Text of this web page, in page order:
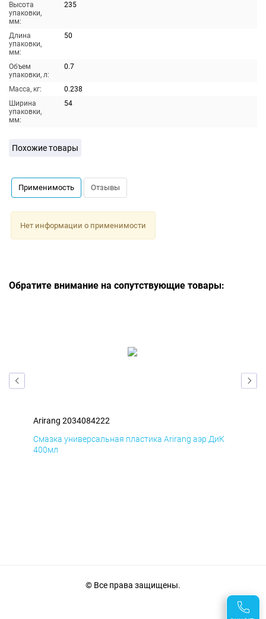
Высота
упаковки,
мм:
235
Длина
упаковки,
мм:
50
Объем
упаковки, л:
0.7
Масса, кг:
0.238
Ширина
упаковки,
мм:
54
Похожие товары
Применимость Отзывы
Нет информации о применимости
Обратите внимание на сопутствующие товары:
Arirang 2034084222
Смазка универсальная пластика Arirang аэр ДиК
400мл
© Все права защищены.